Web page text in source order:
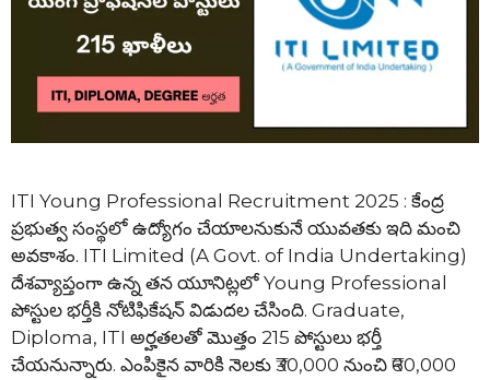
ITI Young Professional Recruitment 2025 : కేంద్ర
ప్రభుత్వ సంస్థలో ఉద్యోగం చేయాలనుకునే యువతకు ఇది మంచి
అవకాశం. ITI Limited (A Govt. of India Undertaking)
దేశవ్యాప్తంగా ఉన్న తన యూనిట్లలో Young Professional
పోస్టుల భర్తీకి నోటిఫికేషన్ విడుదల చేసింది. Graduate,
Diploma, ITI అర్హతలతో మొత్తం 215 పోస్టులు భర్తీ
చేయనున్నారు. ఎంపికైన వారికి నెలకు ₹30,000 నుంచి ₹60,000